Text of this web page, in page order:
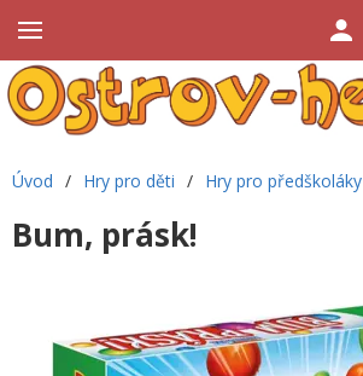
Úvod / Hry pro děti / Hry pro předškoláky
Bum, prásk!